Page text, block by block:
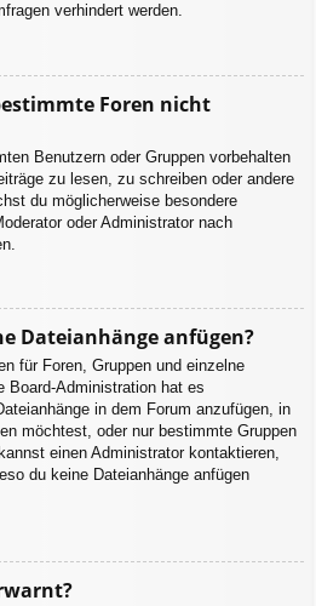
verhindert werden.
Foren nicht
Benutzern oder Gruppen vorbehalten
zu lesen, zu schreiben oder andere
du möglicherweise besondere
oder Administrator nach
Dateianhänge anfügen?
für Foren, Gruppen und einzelne
Board-Administration hat es
in dem Forum anzufügen, in
möchtest, oder nur bestimmte Gruppen
einen Administrator kontaktieren,
du keine Dateianhänge anfügen